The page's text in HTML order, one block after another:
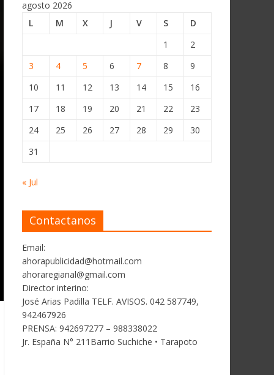
agosto 2026
L
M X J V S
D
1
2
3
4 5 6 7 8
9
10
11 12 13 14 15
16
17
18 19 20 21 22
23
24
25 26 27 28 29
30
31
« Jul
Contactanos
Email:
ahorapublicidad@hotmail.com
ahoraregianal@gmail.com
Director interino:
José Arias Padilla TELF. AVISOS. 042 587749,
942467926
PRENSA: 942697277 – 988338022
Jr. España N° 211Barrio Suchiche • Tarapoto